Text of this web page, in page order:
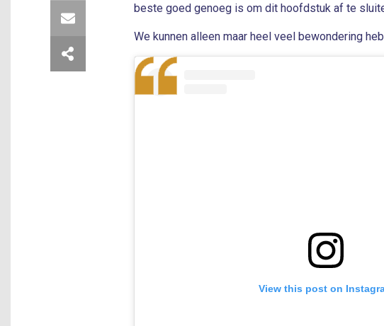
beste goed genoeg is om dit hoofdstuk af te
We kunnen alleen maar heel veel bewondering
View this post on